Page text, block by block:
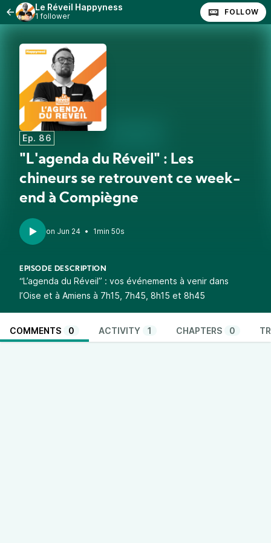
Le Réveil Happyness
1 follower FOLLOW
Ep. 86
"L'agenda du Réveil" : Les
chineurs se retrouvent ce week-
end à Compiègne
• 1min 50s
EPISODE DESCRIPTION
“L’agenda du Réveil” : vos événements à venir dans
l’Oise et à Amiens à 7h15, 7h45, 8h15 et 8h45
COMMENTS 0 ACTIVITY 1 CHAPTERS 0